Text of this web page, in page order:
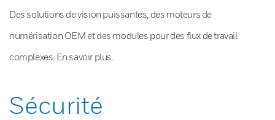
Des solutions de vision puissantes, des moteurs de
numérisation OEM et des modules pour des flux de travail
complexes. En savoir plus.
Sécurité